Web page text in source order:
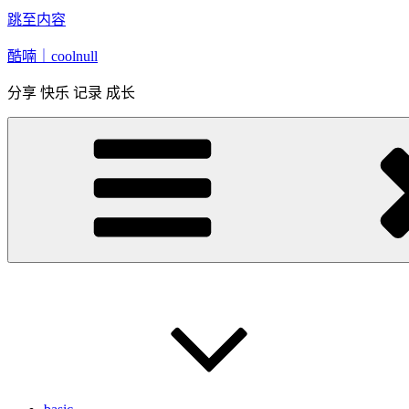
跳至内容
酷喃｜coolnull
分享 快乐 记录 成长